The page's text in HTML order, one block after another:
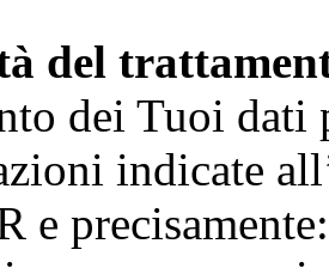
del
dei Tuoi dati
indicate
e